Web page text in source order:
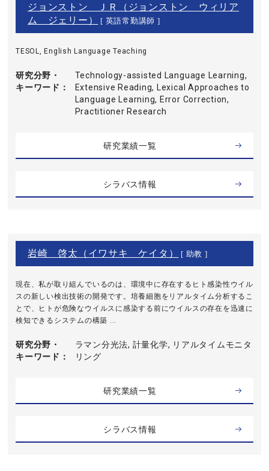
ジョンストン ＪＲ（ジョンストン ウィリア
ム ジェリー）
[ 英語常勤講師 ]
TESOL, English Language Teaching
研究分野・
キーワード
Technology-assisted Language Learning,
Extensive Reading, Lexical Approaches to
Language Learning, Error Correction,
Practitioner Research
研究業績一覧
シラバス情報
岩崎 啓太（イワサキ ケイタ） [ 助教 ]
現在、私が取り組んでいるのは、環境中に存在するヒト感染性ウイル
スの新しい検出技術の開発です。培養細胞をリアルタイム分析するこ
とで、ヒトが危険なウイルスに感染する前にウイルスの存在を迅速に
検知できるシステムの構築 ...
研究分野・
キーワード
ラマン分光法, 計量化学, リアルタイムモニタ
リング
研究業績一覧
シラバス情報